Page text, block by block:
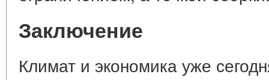
Заключение
Климат и экономика уже